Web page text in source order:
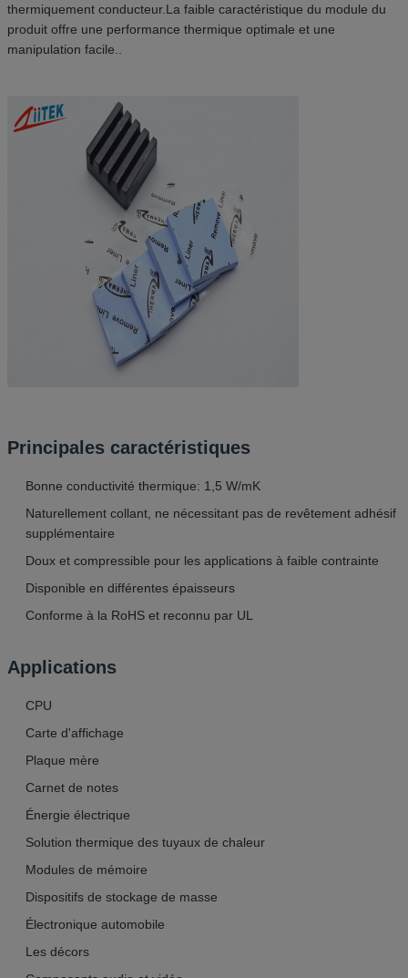
thermiquement conducteur.La faible caractéristique du module du
produit offre une performance thermique optimale et une
manipulation facile..
Principales caractéristiques
Bonne conductivité thermique: 1,5 W/mK
Naturellement collant, ne nécessitant pas de revêtement adhésif
supplémentaire
Doux et compressible pour les applications à faible contrainte
Disponible en différentes épaisseurs
Conforme à la RoHS et reconnu par UL
Applications
CPU
Carte d'affichage
Plaque mère
Carnet de notes
Énergie électrique
Solution thermique des tuyaux de chaleur
Modules de mémoire
Dispositifs de stockage de masse
Électronique automobile
Les décors